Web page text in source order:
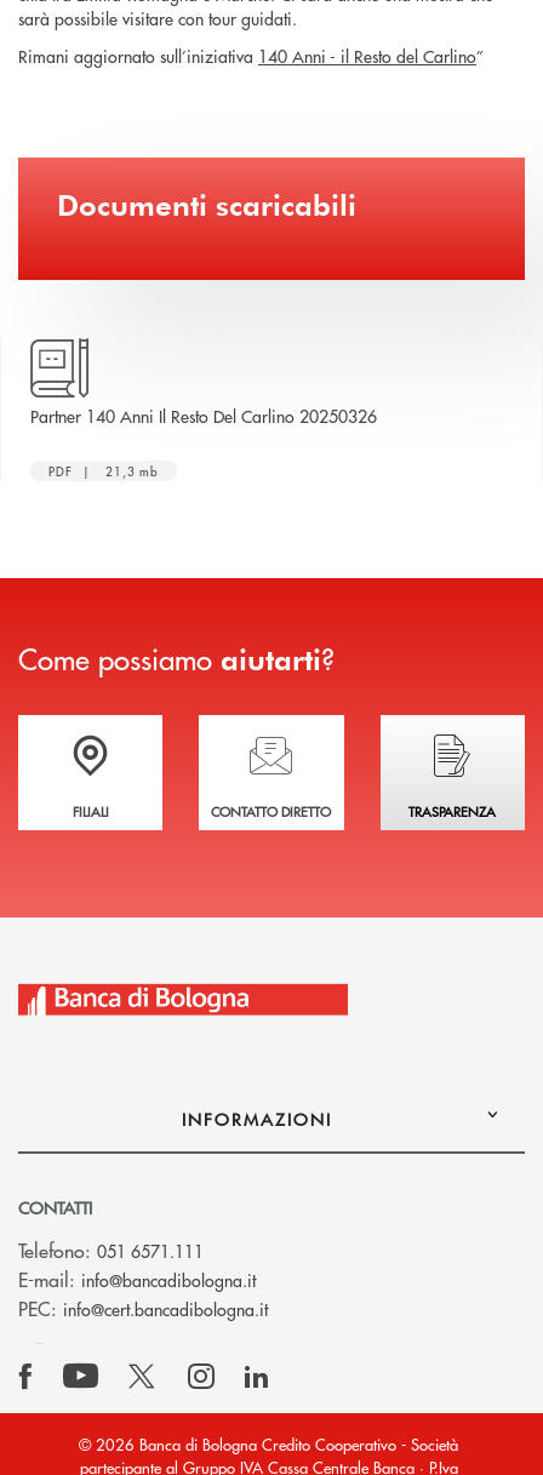
sarà possibile visitare con tour guidati.
Rimani aggiornato sull’iniziativa 140 Anni - il Resto del Carlino”
Documenti scaricabili
Partner 140 Anni Il Resto Del Carlino 20250326apre una nuova
PDF | 21,3 mb
Come possiamo aiutarti?
Trova la filiale più vicina a te
FILIALI
Hai bisogno di assistenza immediata?
CONTATTO DIRETTO
Hai bisogno di
TRASPARENZA
INFORMAZIONI
CONTATTI
Telefono: 051 6571.111
E-mail: info@bancadibologna.it(si apre l’app di posta elettronica)
PEC: info@cert.bancadibologna.it(si apre l’app di posta
© 2026 Banca di Bologna Credito Cooperativo - Società
partecipante al Gruppo IVA Cassa Centrale Banca · P.Iva